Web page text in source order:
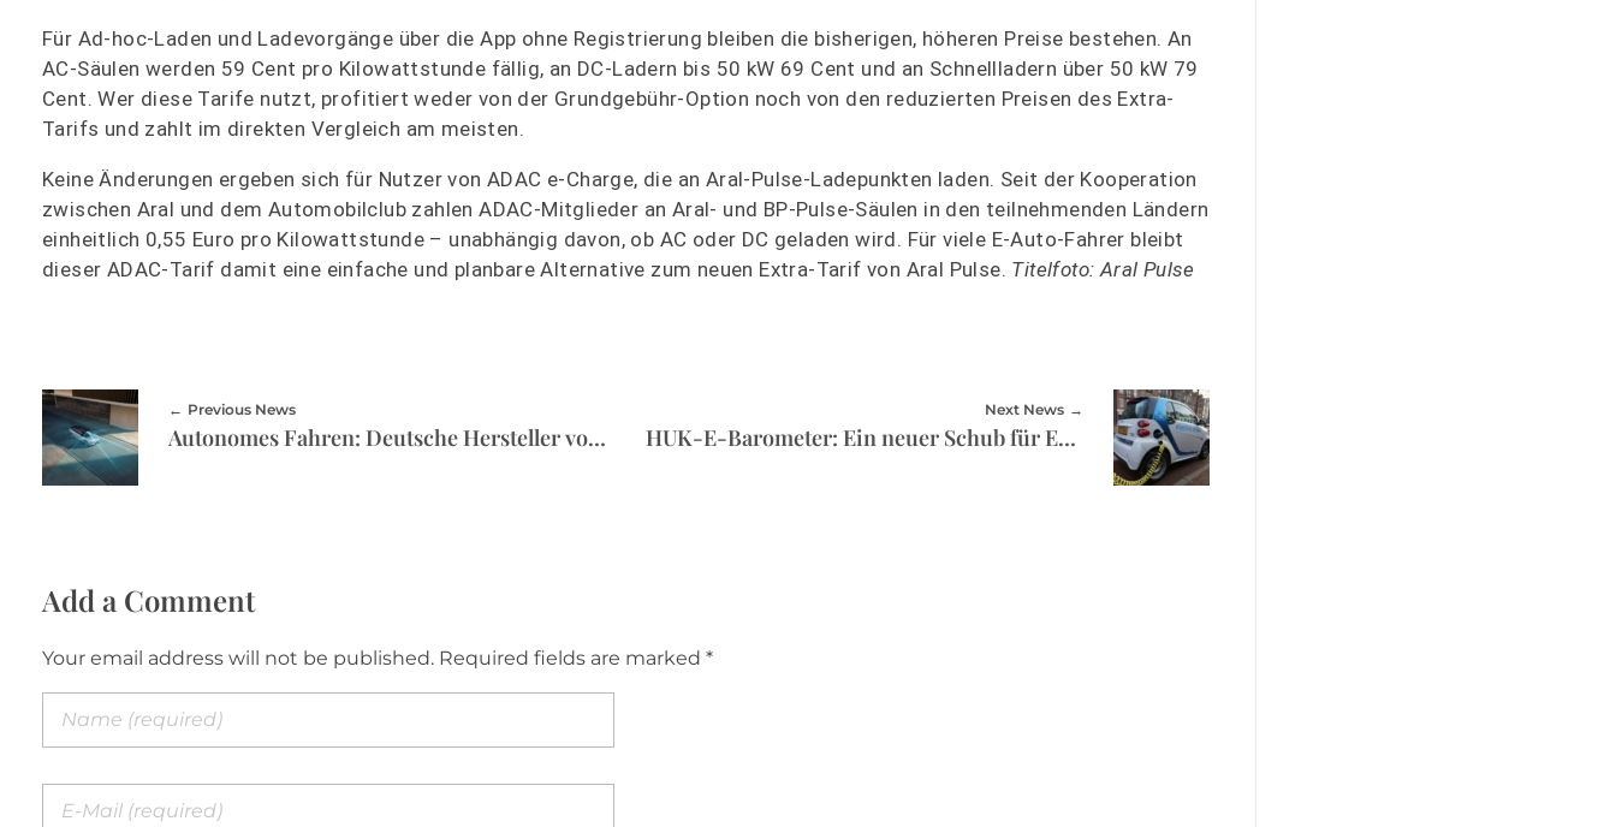
Für Ad-hoc-Laden und Ladevorgänge über die App ohne Registrierung bleiben die bisherigen, höheren Preise bestehen. An
AC-Säulen werden 59 Cent pro Kilowattstunde fällig, an DC-Ladern bis 50 kW 69 Cent und an Schnellladern über 50 kW 79
Cent. Wer diese Tarife nutzt, profitiert weder von der Grundgebühr-Option noch von den reduzierten Preisen des Extra-
Tarifs und zahlt im direkten Vergleich am meisten.
Keine Änderungen ergeben sich für Nutzer von ADAC e-Charge, die an Aral-Pulse-Ladepunkten laden. Seit der Kooperation
zwischen Aral und dem Automobilclub zahlen ADAC-Mitglieder an Aral- und BP-Pulse-Säulen in den teilnehmenden Ländern
einheitlich 0,55 Euro pro Kilowattstunde – unabhängig davon, ob AC oder DC geladen wird. Für viele E-Auto-Fahrer bleibt
dieser ADAC-Tarif damit eine einfache und planbare Alternative zum neuen Extra-Tarif von Aral Pulse. Titelfoto: Aral Pulse
Previous News
Autonomes Fahren: Deutsche Hersteller vorn – noch
Next News
HUK-E-Barometer: Ein neuer Schub für E-Autos
Add a Comment
Your email address will not be published. Required fields are marked *